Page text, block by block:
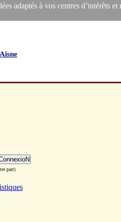
adaptés à vos centres d’intérêts et
Aisne
part)